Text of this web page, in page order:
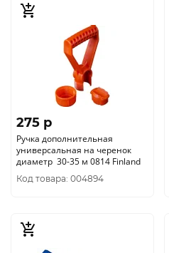
275 p
Ручка дополнительная
универсальная на черенок
диаметр 30-35 м 0814 Finland
Код товара: 004894